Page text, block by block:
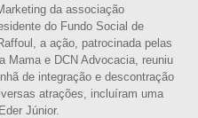
da associação
do Fundo Social de
a ação, patrocinada pelas
Mama e DCN Advocacia, reuniu
de integração e descontração
atrações, incluíram uma
Júnior.